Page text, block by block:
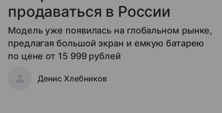
продаваться в России
Модель уже появилась на глобальном рынке,
предлагая большой экран и емкую батарею
по цене от 15 999 рублей
Денис Хлебников